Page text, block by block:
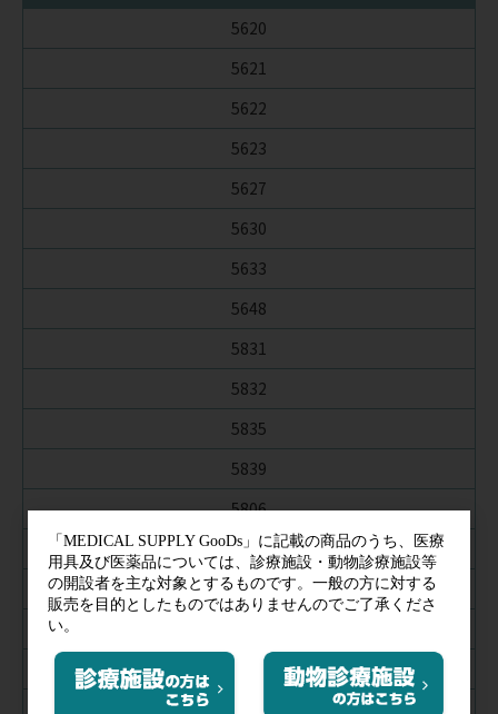
5620
5621
5622
5623
5627
5630
5633
5648
5831
5832
5835
5839
5806
5807
5870
5648C